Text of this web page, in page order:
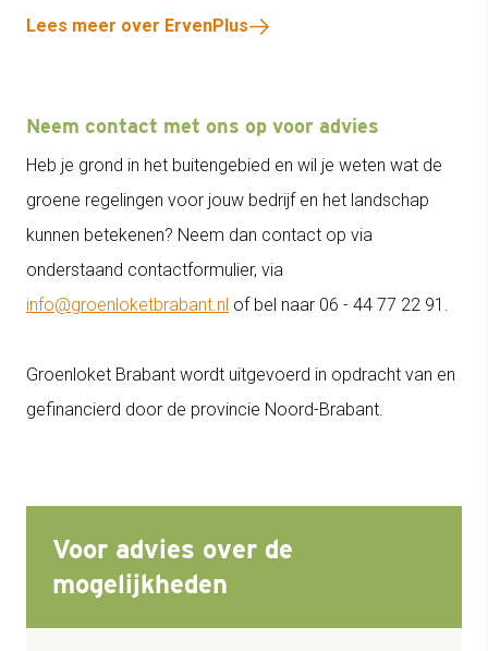
Lees meer over ErvenPlus
Neem contact met ons op voor advies
Heb je grond in het buitengebied en wil je weten wat de
groene regelingen voor jouw bedrijf en het landschap
kunnen betekenen? Neem dan contact op via
onderstaand contactformulier, via
info@groenloketbrabant.nl of bel naar 06 - 44 77 22 91.
Groenloket Brabant wordt uitgevoerd in opdracht van en
gefinancierd door de provincie Noord-Brabant.
Voor advies over de
mogelijkheden